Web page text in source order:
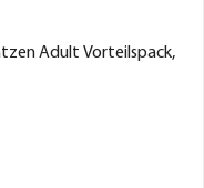
Adult Vorteilspack,